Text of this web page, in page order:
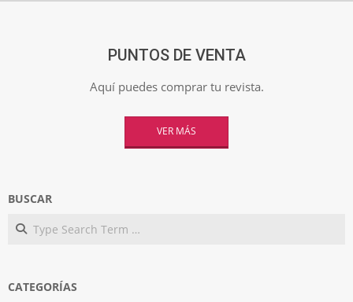
PUNTOS DE VENTA
Aquí puedes comprar tu revista.
VER MÁS
BUSCAR
Search
CATEGORÍAS